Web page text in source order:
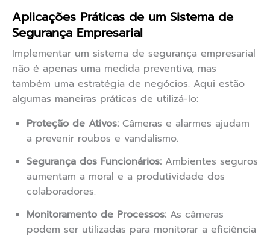
Aplicações Práticas de um Sistema de
Segurança Empresarial
Implementar um sistema de segurança empresarial
não é apenas uma medida preventiva, mas
também uma estratégia de negócios. Aqui estão
algumas maneiras práticas de utilizá-lo:
Proteção de Ativos: Câmeras e alarmes ajudam
a prevenir roubos e vandalismo.
Segurança dos Funcionários: Ambientes seguros
aumentam a moral e a produtividade dos
colaboradores.
Monitoramento de Processos: As câmeras
podem ser utilizadas para monitorar a eficiência